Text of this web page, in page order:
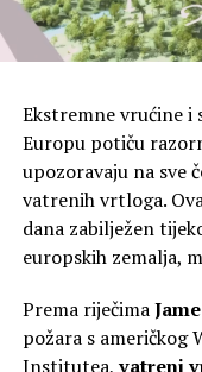
Iako su nove
one su također
poduzmu male, ali
kriznu situaciju,
katastrofi ili
Rate this item:
No votes yet.
POVEZANE TEME :
UP NEXT
SEVERE
Ekstremne vrućine i
Europu potiču
upozoravaju na sve
vatrenih vrtloga.
dana zabilježen
europskih zemalja,
Prema riječima
požara s američkog
Institutea,vatreni